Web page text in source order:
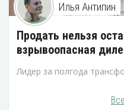
Илья Антипин
Продать нельзя
взрывоопасная
Лидер за полгода